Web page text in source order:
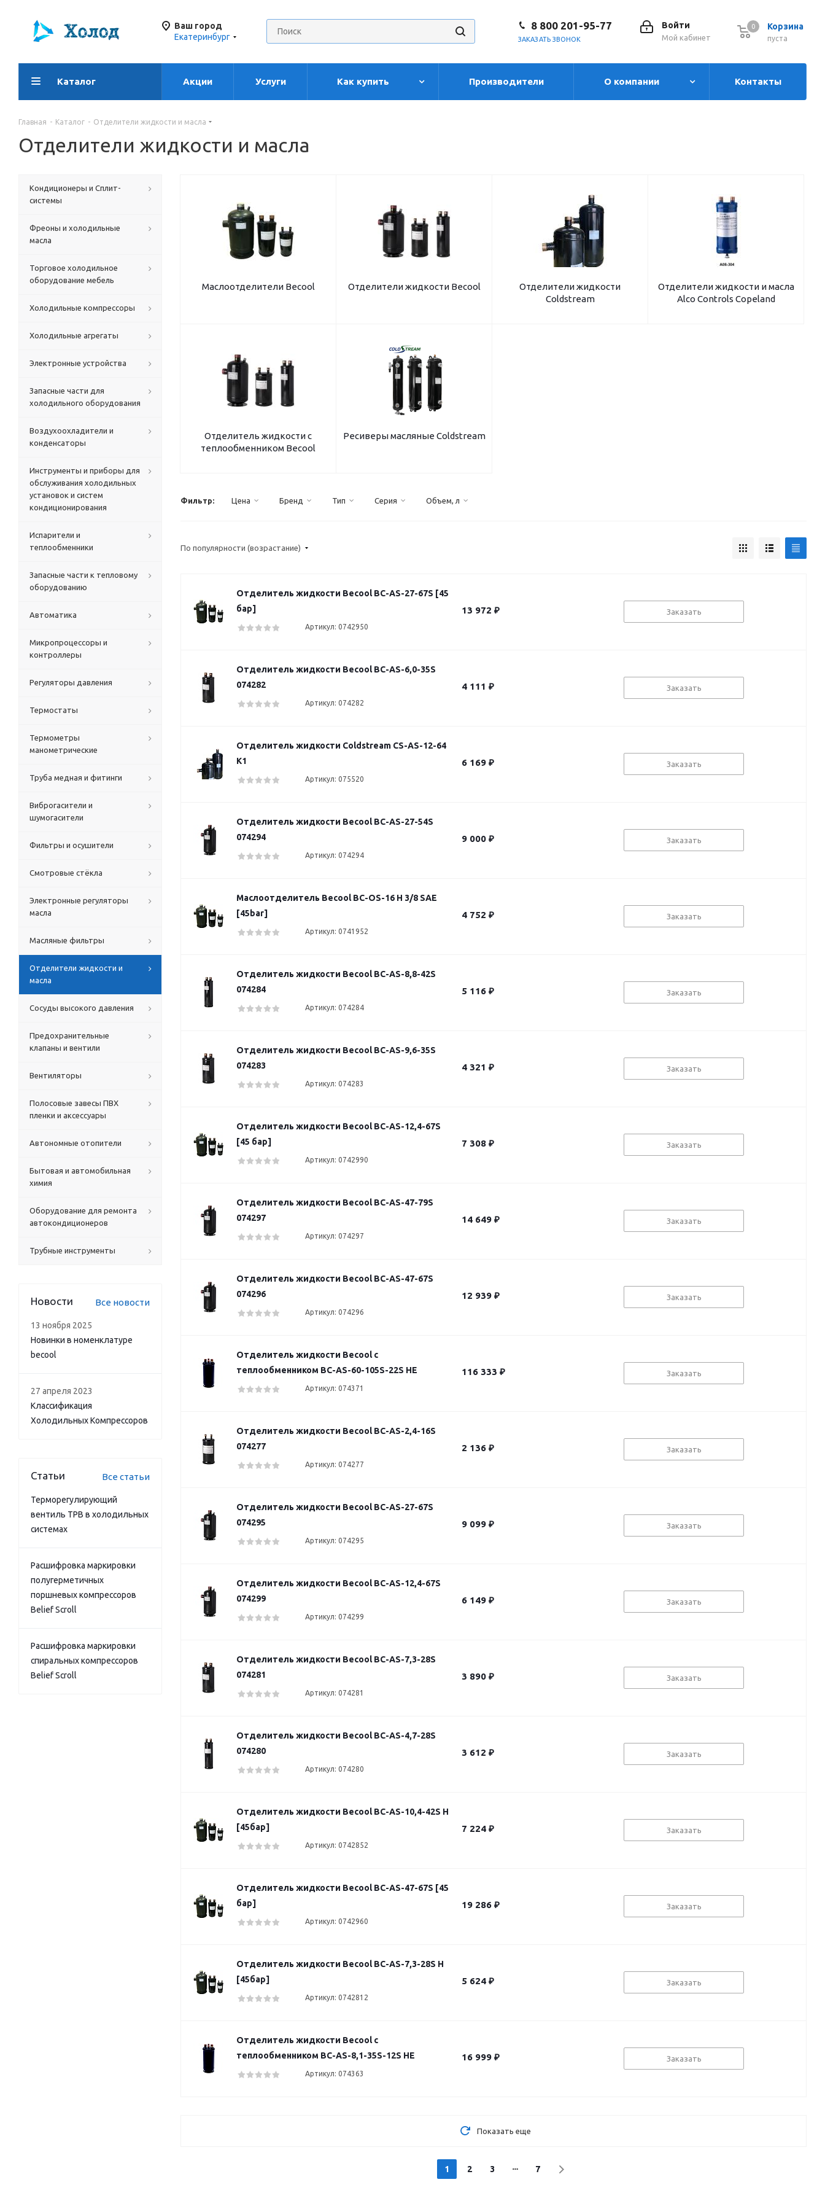
Ваш город
Екатеринбург
Корзина
0
пуста
0
Войти
Мой кабинет
8 800 201-95-77
ЗАКАЗАТЬ ЗВОНОК
Каталог Акции Услуги Как купить Производители О компании Контакты
Главная - Каталог - Отделители жидкости и масла
Отделители жидкости и масла
Маслоотделители Becool Отделители жидкости Becool
Отделители жидкости
Coldstream
Отделители жидкости и масла
Alco Controls Copeland
Отделитель жидкости с
теплообменником Becool
Ресиверы масляные Coldstream
Фильтр: Цена Бренд Тип Серия Объем, л
По популярности (возрастание)
Отделитель жидкости Becool BC-AS-27-67S [45
бар]
Артикул: 0742950
13 972 ₽ Заказать
Отделитель жидкости Becool BC-AS-6,0-35S
074282
Артикул: 074282
4 111 ₽ Заказать
Отделитель жидкости Coldstream CS-AS-12-64
К1
Артикул: 075520
6 169 ₽ Заказать
Отделитель жидкости Becool BC-AS-27-54S
074294
Артикул: 074294
9 000 ₽ Заказать
Маслоотделитель Becool BC-OS-16 H 3/8 SAE
[45bar]
Артикул: 0741952
4 752 ₽ Заказать
Отделитель жидкости Becool BC-AS-8,8-42S
074284
Артикул: 074284
5 116 ₽ Заказать
Отделитель жидкости Becool BC-AS-9,6-35S
074283
Артикул: 074283
4 321 ₽ Заказать
Отделитель жидкости Becool BC-AS-12,4-67S
[45 бар]
Артикул: 0742990
7 308 ₽ Заказать
Отделитель жидкости Becool BC-AS-47-79S
074297
Артикул: 074297
14 649 ₽ Заказать
Отделитель жидкости Becool BC-AS-47-67S
074296
Артикул: 074296
12 939 ₽ Заказать
Отделитель жидкости Becool с
теплообменником BC-AS-60-105S-22S HE
Артикул: 074371
116 333 ₽ Заказать
Отделитель жидкости Becool BC-AS-2,4-16S
074277
Артикул: 074277
2 136 ₽ Заказать
Отделитель жидкости Becool BC-AS-27-67S
074295
Артикул: 074295
9 099 ₽ Заказать
Отделитель жидкости Becool BC-AS-12,4-67S
074299
Артикул: 074299
6 149 ₽ Заказать
Отделитель жидкости Becool BC-AS-7,3-28S
074281
Артикул: 074281
3 890 ₽ Заказать
Отделитель жидкости Becool BC-AS-4,7-28S
074280
Артикул: 074280
3 612 ₽ Заказать
Отделитель жидкости Becool BC-AS-10,4-42S H
[45бар]
Артикул: 0742852
7 224 ₽ Заказать
Отделитель жидкости Becool BC-AS-47-67S [45
бар]
Артикул: 0742960
19 286 ₽ Заказать
Отделитель жидкости Becool BC-AS-7,3-28S H
[45бар]
Артикул: 0742812
5 624 ₽ Заказать
Отделитель жидкости Becool с
теплообменником BC-AS-8,1-35S-12S HE
Артикул: 074363
16 999 ₽ Заказать
Показать еще
1 2 3 7
Кондиционеры и Сплит-
системы
Фреоны и холодильные
масла
Торговое холодильное
оборудование мебель
Холодильные компрессоры
Холодильные агрегаты
Электронные устройства
Запасные части для
холодильного оборудования
Воздухоохладители и
конденсаторы
Инструменты и приборы для
обслуживания холодильных
установок и систем
кондиционирования
Испарители и
теплообменники
Запасные части к тепловому
оборудованию
Автоматика
Микропроцессоры и
контроллеры
Регуляторы давления
Термостаты
Термометры
манометрические
Труба медная и фитинги
Виброгасители и
шумогасители
Фильтры и осушители
Смотровые стёкла
Электронные регуляторы
масла
Масляные фильтры
Отделители жидкости и
масла
Сосуды высокого давления
Предохранительные
клапаны и вентили
Вентиляторы
Полосовые завесы ПВХ
пленки и аксессуары
Автономные отопители
Бытовая и автомобильная
химия
Оборудование для ремонта
автокондиционеров
Трубные инструменты
Новости Все новости
13 ноября 2025
Новинки в номенклатуре
becool
27 апреля 2023
Классификация
Холодильных Компрессоров
Статьи Все статьи
Терморегулирующий
вентиль ТРВ в холодильных
системах
Расшифровка маркировки
полугерметичных
поршневых компрессоров
Belief Scroll
Расшифровка маркировки
спиральных компрессоров
Belief Scroll